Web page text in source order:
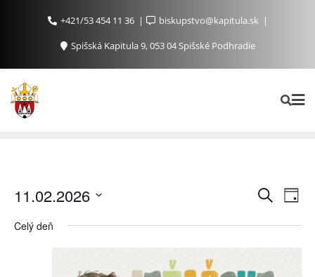
+421/53 454 11 36
biskupstvo@kapitula.sk
Spišská Kapitula 9, 053 04 Spišské Podhradie
Udalosti
and
Views
Vyhľadať
Day
11.02.2026
dátum.
Celý deň